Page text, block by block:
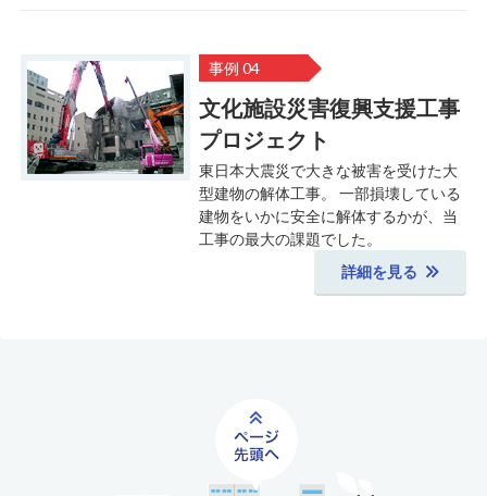
事例 04
文化施設災害復興支援工事
プロジェクト
東日本大震災で大きな被害を受けた大
型建物の解体工事。 一部損壊している
建物をいかに安全に解体するかが、当
工事の最大の課題でした。
詳細を見る